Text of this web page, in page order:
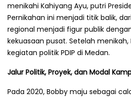
menikahi Kahiyang Ayu, putri
Pernikahan ini menjadi titik balik,
regional menjadi figur publik
kekuasaan pusat. Setelah
kegiatan politik PDIP di Medan.
Jalur Politik, Proyek, dan Modal
Pada 2020, Bobby maju sebagai